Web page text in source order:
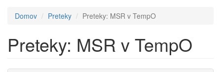
Domov Preteky Preteky: MSR v TempO
Preteky: MSR v TempO